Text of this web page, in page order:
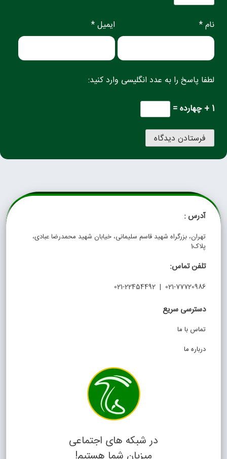
نام * ایمیل *
لطفا پاسخ را به عدد انگلیسی وارد کنید:
1 + چهارده =
آدرس :
تهران، بزرگراه شهید قاسم سلیمانی، خیابان شهید محمدرضا عبادی،
پلاک1
تلفن تماس:
021-77720986 | 021-22454492
دسترسی سریع
تماس با ما
درباره ما
در شبکه های اجتماعی